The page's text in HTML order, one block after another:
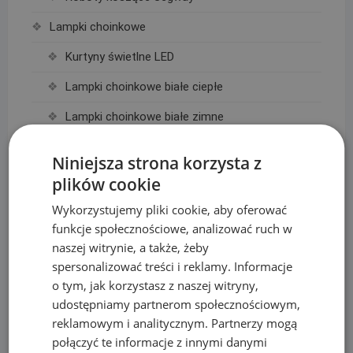
Lampki choinkowe
Kurtyny świetlne LED
Lampki choinkowe białe ciepłe
Lampki choinkowe białe zimne
Łazienka, Kuchnia
Baterie
Deszczownice
Linie Kroplujące i akcesoria
Akcesoria do linii kroplujących
Linie kroplujące
Niniejsza strona korzysta z
plików cookie
Wykorzystujemy pliki cookie, aby oferować
funkcje społecznościowe, analizować ruch w
naszej witrynie, a także, żeby
spersonalizować treści i reklamy. Informacje
o tym, jak korzystasz z naszej witryny,
udostępniamy partnerom społecznościowym,
reklamowym i analitycznym. Partnerzy mogą
połączyć te informacje z innymi danymi